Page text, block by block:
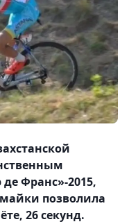
Франс»-2015,
позволила
26 секунд.